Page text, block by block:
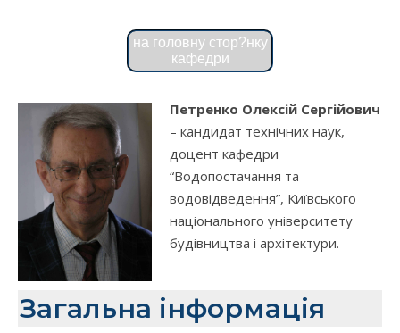
на головну стор?нку
кафедри
Петренко Олексій Сергійович
– кандидат технічних наук,
доцент кафедри
“Водопостачання та
водовідведення”, Київського
національного університету
будівництва і архітектури.
Загальна інформація